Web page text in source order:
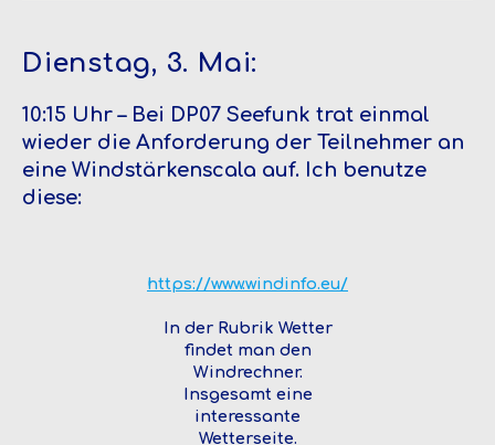
Dienstag, 3. Mai:
10:15 Uhr – Bei DP07 Seefunk trat einmal
wieder die Anforderung der Teilnehmer an
eine Windstärkenscala auf. Ich benutze
diese:
https://www.windinfo.eu/
In der Rubrik Wetter
findet man den
Windrechner.
Insgesamt eine
interessante
Wetterseite.